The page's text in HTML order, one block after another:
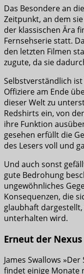
Das Besondere an
Zeitpunkt, an dem
der klassischen Ära
Fernsehserie statt.
den letzten Filmen
zugute, da sie
Selbstverständlich
Offiziere am Ende
dieser Welt zu
Redshirts ein, von
ihre Funktion
gesehen erfüllt die
des Lesers voll und
Und auch sonst
gute Bedrohung
ungewöhnliches
Konsequenzen, die
glaubhaft
unterhalten wird.
Erneut der Nexus
James Swallows
findet einige Monate